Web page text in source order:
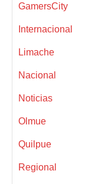
GamersCity
Internacional
Limache
Nacional
Noticias
Olmue
Quilpue
Regional